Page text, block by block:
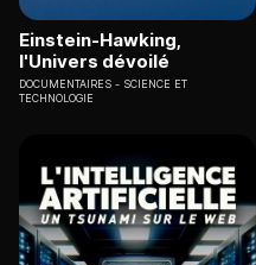
Einstein-Hawking,
l'Univers dévoilé
DOCUMENTAIRES
SCIENCE ET
TECHNOLOGIE